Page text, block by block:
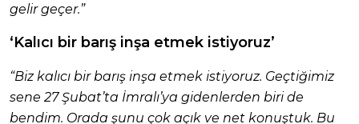
gelir geçer.”
‘Kalıcı bir barış inşa etmek istiyoruz’
“Biz kalıcı bir barış inşa etmek istiyoruz. Geçtiğimiz
sene 27 Şubat’ta İmralı’ya gidenlerden biri de
bendim. Orada şunu çok açık ve net konuştuk. Bu